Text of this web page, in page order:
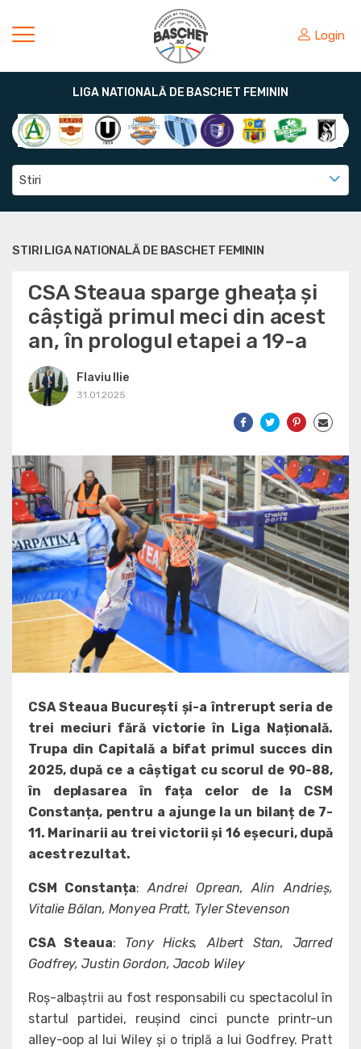
Login
LIGA NATIONALĂ DE BASCHET FEMININ
Stiri
STIRI LIGA NATIONALĂ DE BASCHET FEMININ
CSA Steaua sparge gheața și
câștigă primul meci din acest
an, în prologul etapei a 19-a
Flaviu Ilie
31.01.2025
CSA Steaua București și-a întrerupt seria de
trei meciuri fără victorie în Liga Națională.
Trupa din Capitală a bifat primul succes din
2025, după ce a câștigat cu scorul de 90-88,
în deplasarea în fața celor de la CSM
Constanța, pentru a ajunge la un bilanț de 7-
11. Marinarii au trei victorii și 16 eșecuri, după
acest rezultat.
CSM Constanța:Andrei Oprean, Alin Andrieș,
Vitalie Bălan, Monyea Pratt, Tyler Stevenson
CSA Steaua: Tony Hicks, Albert Stan, Jarred
Godfrey, Justin Gordon, Jacob Wiley
Roș-albaștrii au fost responsabili cu spectacolul în
startul partidei, reușind cinci puncte printr-un
alley-oop al lui Wiley și o triplă a lui Godfrey. Pratt